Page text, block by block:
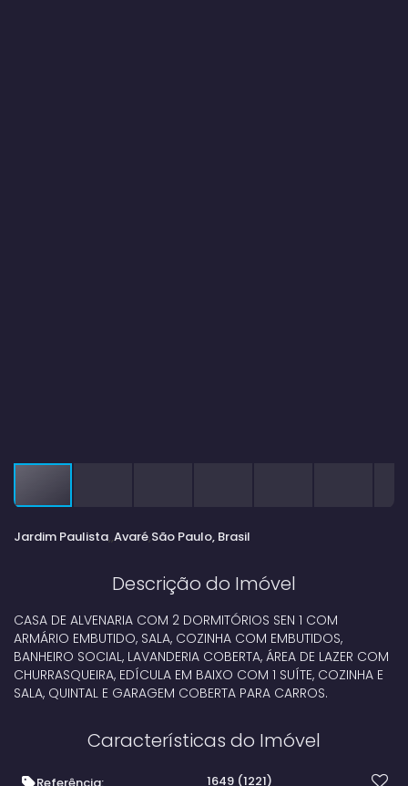
Jardim Paulista Avaré São Paulo, Brasil
Descrição do Imóvel
CASA DE ALVENARIA COM 2 DORMITÓRIOS SEN 1 COM
ARMÁRIO EMBUTIDO, SALA, COZINHA COM EMBUTIDOS,
BANHEIRO SOCIAL, LAVANDERIA COBERTA, ÁREA DE LAZER COM
CHURRASQUEIRA, EDÍCULA EM BAIXO COM 1 SUÍTE, COZINHA E
SALA, QUINTAL E GARAGEM COBERTA PARA CARROS.
Características do Imóvel
1649 (1221)